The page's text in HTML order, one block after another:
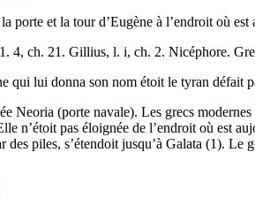
porte et la tour d’Eugène à l’endroit où
4, ch. 21. Gillius, l. i, ch. 2. Nicéphore.
qui lui donna son nom étoit le tyran défait
Neoria (porte navale). Les grecs
n’étoit pas éloignée de l’endroit où est
des piles, s’étendoit jusqu’à Galata (1).